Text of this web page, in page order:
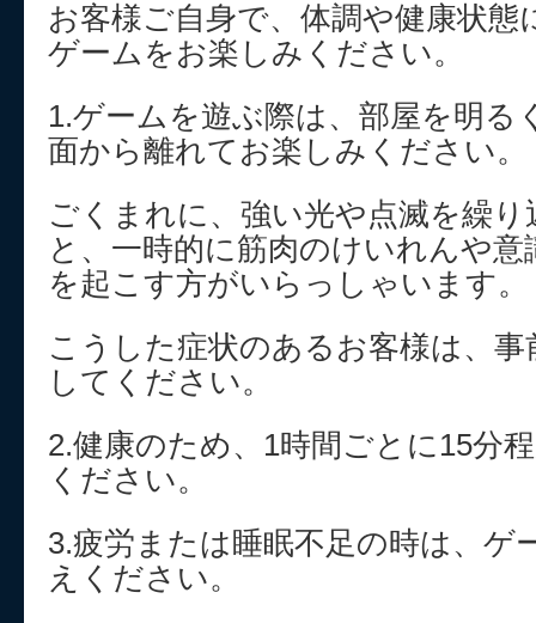
お客様ご自身で、体調や健康状態
ゲームをお楽しみください。
1.ゲームを遊ぶ際は、部屋を明る
面から離れてお楽しみください。
ごくまれに、強い光や点滅を繰
と、一時的に筋肉のけいれんや
を起こす方がいらっしゃいます。
こうした症状のあるお客様は、
してください。
2.健康のため、1時間ごとに15分
ください。
3.疲労または睡眠不足の時は、ゲ
えください。